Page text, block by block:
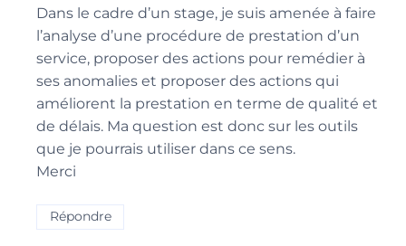
Dans le cadre d’un stage, je suis amenée à faire
l’analyse d’une procédure de prestation d’un
service, proposer des actions pour remédier à
ses anomalies et proposer des actions qui
améliorent la prestation en terme de qualité et
de délais. Ma question est donc sur les outils
que je pourrais utiliser dans ce sens.
Merci
Répondre